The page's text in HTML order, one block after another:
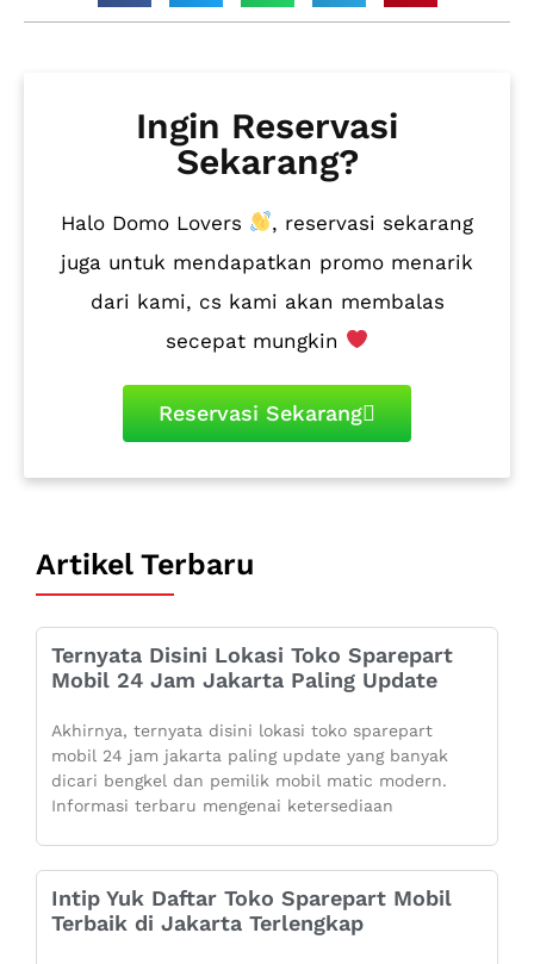
Ingin Reservasi
Sekarang?
Halo Domo Lovers
, reservasi sekarang
juga untuk mendapatkan promo menarik
dari kami, cs kami akan membalas
secepat mungkin
Reservasi Sekarang
Artikel Terbaru
Ternyata Disini Lokasi Toko Sparepart
Mobil 24 Jam Jakarta Paling Update
Akhirnya, ternyata disini lokasi toko sparepart
mobil 24 jam jakarta paling update yang banyak
dicari bengkel dan pemilik mobil matic modern.
Informasi terbaru mengenai ketersediaan
Intip Yuk Daftar Toko Sparepart Mobil
Terbaik di Jakarta Terlengkap